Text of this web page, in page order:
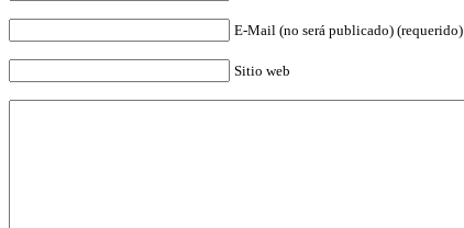
E-Mail (no será publicado) (requerido)
Sitio web